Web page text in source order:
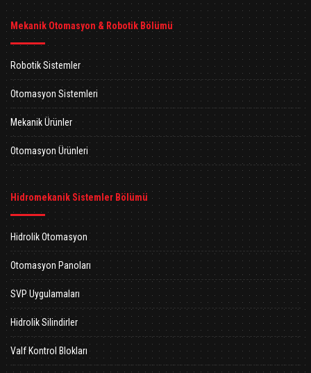
Mekanik Otomasyon & Robotik Bölümü
Robotik Sistemler
Otomasyon Sistemleri
Mekanik Ürünler
Otomasyon Ürünleri
Hidromekanik Sistemler Bölümü
Hidrolik Otomasyon
Otomasyon Panoları
SVP Uygulamaları
Hidrolik Silindirler
Valf Kontrol Blokları